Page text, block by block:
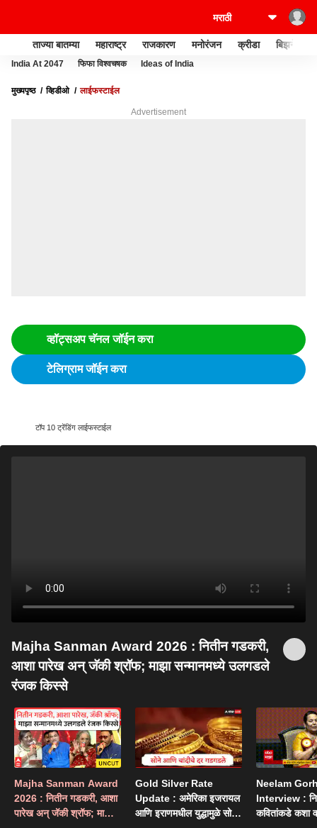
ताज्या बातम्या महाराष्ट्र राजकारण मनोरंजन क्रीडा बिझनेस
India At 2047 फिफा विश्वचषक Ideas of India
मुख्यपृष्ठ व्हिडीओ लाईफस्टाईल
Advertisement
व्हॉट्सअप चॅनल जॉईन करा
टेलिग्राम जॉईन करा
टॉप 10 ट्रेंडिंग लाईफस्टाईल
Majha Sanman Award 2026 : नितीन गडकरी,
आशा पारेख अन् जॅकी श्रॉफ; माझा सन्मानमध्ये उलगडले
रंजक किस्से
Majha Sanman Award
2026 : नितीन गडकरी, आशा
पारेख अन् जॅकी श्रॉफ; माझा
Gold Silver Rate
Update : अमेरिका इजरायल
आणि इराणमधील युद्धामुळे सोनं
Neelam
Interview :
कवितांकडे कशा